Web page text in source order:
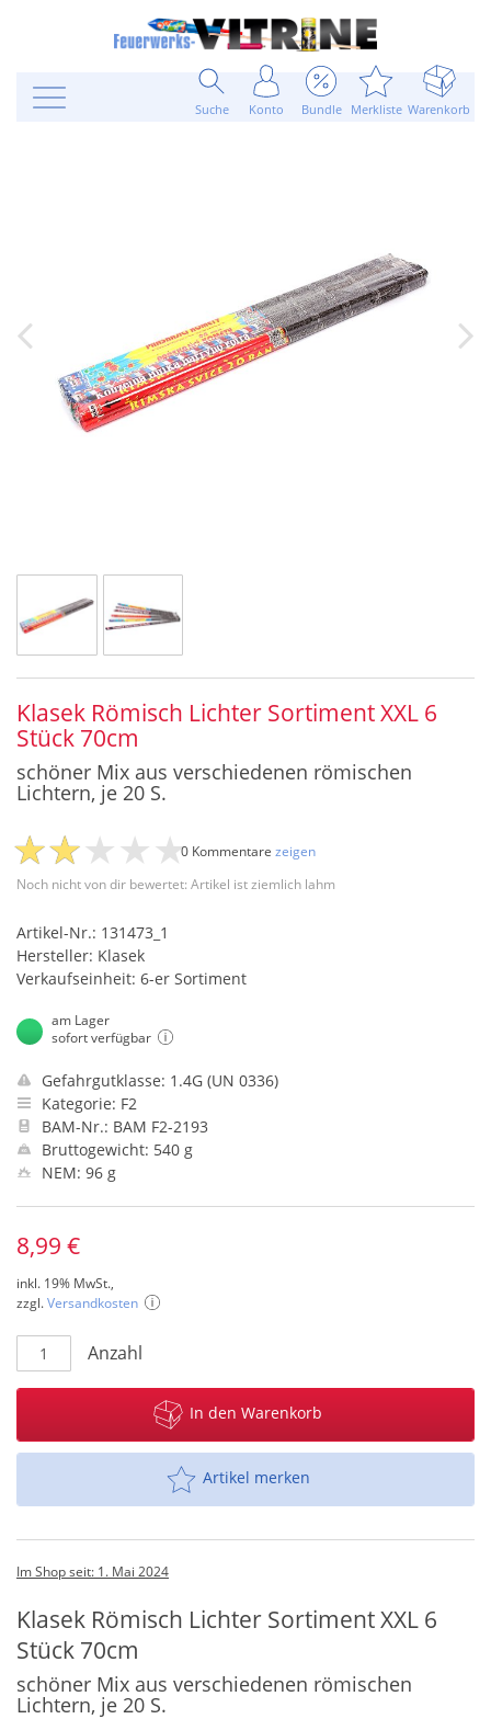
Suche Konto Bundle Merkliste Warenkorb
Klasek Römisch Lichter Sortiment XXL 6
Stück 70cm
schöner Mix aus verschiedenen römischen
Lichtern, je 20 S.
Noch nicht von dir bewertet: Artikel ist ziemlich lahm
0 Kommentare zeigen
Artikel-Nr.: 131473_1
Hersteller: Klasek
Verkaufseinheit: 6-er Sortiment
am Lager
sofort verfügbar
Gefahrgutklasse: 1.4G (UN 0336)
Kategorie: F2
BAM-Nr.: BAM F2-2193
Bruttogewicht: 540 g
NEM: 96 g
8,99 €
inkl. 19% MwSt.,
zzgl.Versandkosten
Anzahl
In den Warenkorb
Artikel merken
Im Shop seit: 1. Mai 2024
Klasek Römisch Lichter Sortiment XXL 6
Stück 70cm
schöner Mix aus verschiedenen römischen
Lichtern, je 20 S.